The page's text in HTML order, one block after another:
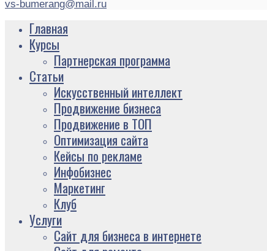
vs-bumerang@mail.ru
Главная
Курсы
Партнерская программа
Статьи
Искусственный интеллект
Продвижение бизнеса
Продвижение в ТОП
Оптимизация сайта
Кейсы по рекламе
Инфобизнес
Маркетинг
Клуб
Услуги
Сайт для бизнеса в интернете